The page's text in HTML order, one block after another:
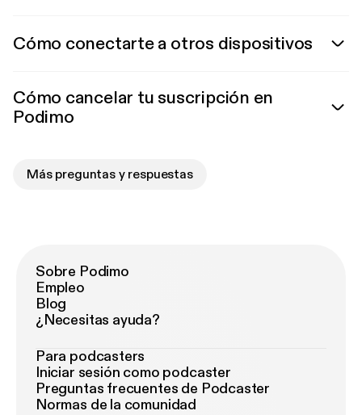
Cómo conectarte a otros dispositivos
Cómo cancelar tu suscripción en
Podimo
Más preguntas y respuestas
Sobre Podimo
Empleo
Blog
¿Necesitas ayuda?
Para podcasters
Iniciar sesión como podcaster
Preguntas frecuentes de Podcaster
Normas de la comunidad